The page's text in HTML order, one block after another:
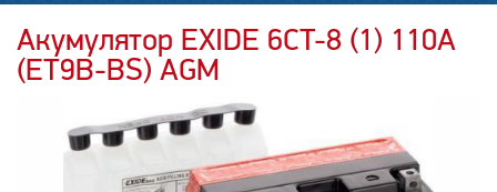
ДОСТАВКА
НОВОСТИ
Акумулятор EXIDE 6CT-8 (1) 110A
(ET9B-BS​) AGM